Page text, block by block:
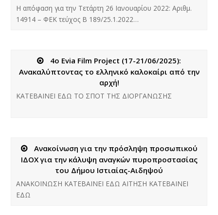
Η απόφαση για την Τετάρτη 26 Ιανουαρίου 2022: Αριθμ.
14914 – ΦΕΚ τεύχος Β 189/25.1.2022…
4ο Evia Film Project (17-21/06/2025):
Ανακαλύπτοντας το ελληνικό καλοκαίρι από την
αρχή!
ΚΑΤΕΒΑΙΝΕΙ ΕΔΩ ΤΟ ΣΠΟΤ ΤΗΣ ΔΙΟΡΓΑΝΩΣΗΣ
Ανακοίνωση για την πρόσληψη προσωπικού
ΙΔΟΧ για την κάλυψη αναγκών πυροπροστασίας
του Δήμου Ιστιαίας-Αιδηψού
ΑΝΑΚΟΙΝΩΣΗ ΚΑΤΕΒΑΙΝΕΙ ΕΔΩ ΑΙΤΗΣΗ ΚΑΤΕΒΑΙΝΕΙ
ΕΔΩ